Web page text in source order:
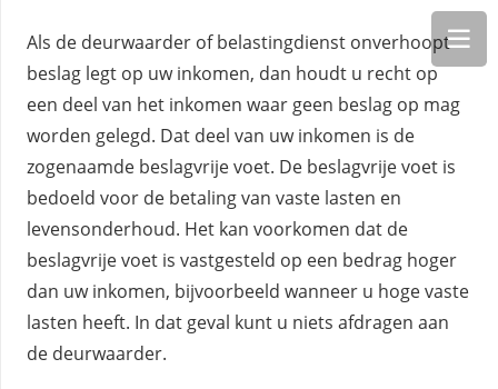
Als de deurwaarder of belastingdienst onverhoopt
beslag legt op uw inkomen, dan houdt u recht op
een deel van het inkomen waar geen beslag op mag
worden gelegd. Dat deel van uw inkomen is de
zogenaamde beslagvrije voet. De beslagvrije voet is
bedoeld voor de betaling van vaste lasten en
levensonderhoud. Het kan voorkomen dat de
beslagvrije voet is vastgesteld op een bedrag hoger
dan uw inkomen, bijvoorbeeld wanneer u hoge vaste
lasten heeft. In dat geval kunt u niets afdragen aan
de deurwaarder.